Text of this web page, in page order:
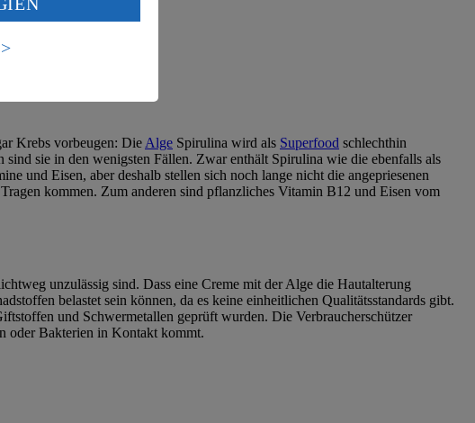
Krebs vorbeugen: Die Alge Spirulina wird als Superfood schlechthin
sind sie in den wenigsten Fällen. Zwar enthält Spirulina wie die ebenfalls als
und Eisen, aber deshalb stellen sich noch lange nicht die angepriesenen
kommen. Zum anderen sind pflanzliches Vitamin B12 und Eisen vom
unzulässig sind. Dass eine Creme mit der Alge die Hautalterung
belastet sein können, da es keine einheitlichen Qualitätsstandards gibt.
und Schwermetallen geprüft wurden. Die Verbraucherschützer
oder Bakterien in Kontakt kommt.
USA als Land mit
an. Es besteht das